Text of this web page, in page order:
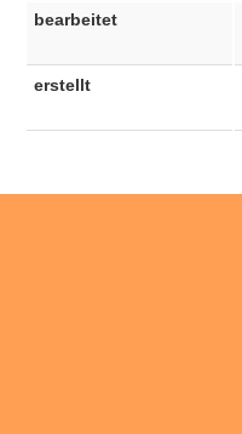
bearbeitet
erstellt